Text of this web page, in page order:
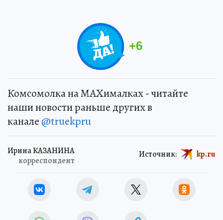
+6
Комсомолка на MAXималках - читайте
наши новости раньше других в
канале @truekpru
Ирина КАЗАНИНА
корреспондент
Источник: kp.ru